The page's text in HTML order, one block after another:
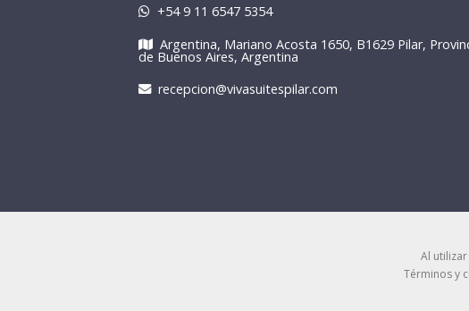
+54 9 11 6547 5354
Argentina, Mariano Acosta 1650, B1629 Pilar,
de Buenos Aires, Argentina
recepcion@vivasuitespilar.com
Al
Términos y